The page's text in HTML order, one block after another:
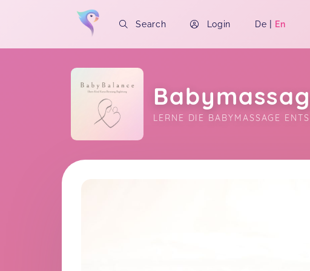
Search Login De | En
LERNE DIE BABYMASSAGE
Soon you will learn more about me here...